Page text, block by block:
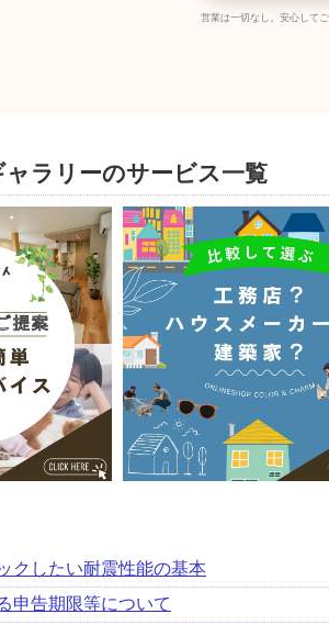
営業は一切なし。安心して
ラリーのサービス一覧
クしたい耐震性能の基本
申告期限等について